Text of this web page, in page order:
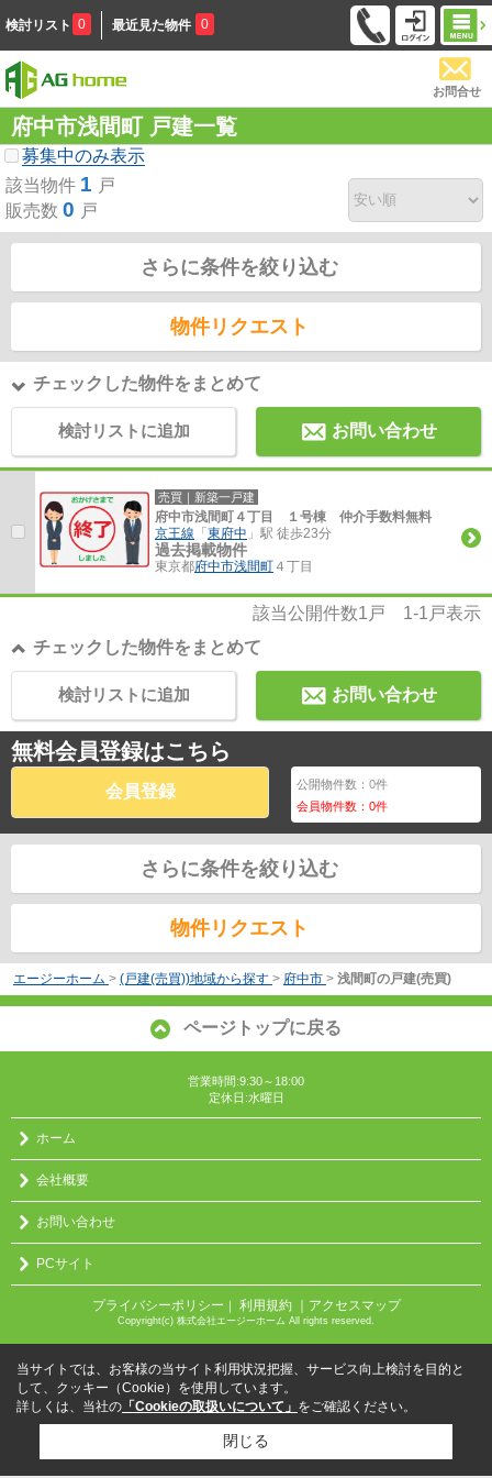
検討リスト 0 最近見た物件 0
お問合せ
府中市浅間町 戸建一覧
募集中のみ表示
該当物件 1 戸
販売数 0 戸
さらに条件を絞り込む
物件リクエスト
チェックした物件をまとめて
検討リストに追加 お問い合わせ
売買｜新築一戸建
府中市浅間町４丁目 １号棟 仲介手数料無料
京王線 「 東府中 」駅 徒歩23分
過去掲載物件
東京都府中市浅間町 ４丁目
該当公開件数1 戸 1-1 戸表示
チェックした物件をまとめて
お問い合わせ
検討リストに追加
無料会員登録はこちら
会員登録 公開物件数：0件
会員物件数：0件
さらに条件を絞り込む
物件リクエスト
エージーホーム > (戸建(売買))地域から探す > 府中市 > 浅間町の戸建(売買)
ページトップに戻る
営業時間:9:30～18:00
定休日:水曜日
ホーム
会社概要
お問い合わせ
PCサイト
プライバシーポリシー ｜ 利用規約 ｜アクセスマップ
Copyright(c) 株式会社エージーホーム All rights reserved.
当サイトでは、お客様の当サイト利用状況把握、サービス向上検討を目的と
して、クッキー（Cookie）を使用しています。
詳しくは、当社の 「Cookieの取扱いについて」 をご確認ください。
閉じる